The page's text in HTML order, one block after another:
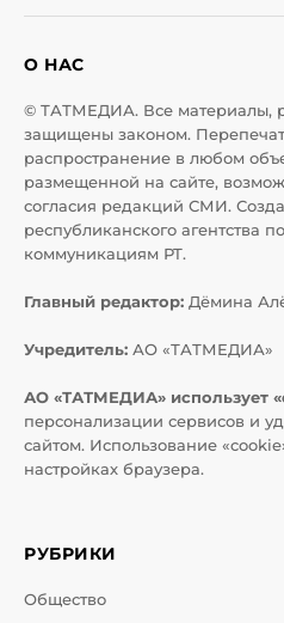
О НАС
© ТАТМЕДИА. Все материалы,
защищены законом.
распространение в любом
размещенной на сайте,
согласия редакций СМИ.
республиканского агентства
коммуникациям РТ.
Главный редактор: Дёмина
Учредитель: АО «ТАТМЕДИА»
АО «ТАТМЕДИА» использует
персонализации сервисов и
сайтом. Использование
настройках браузера.
РУБРИКИ
Общество